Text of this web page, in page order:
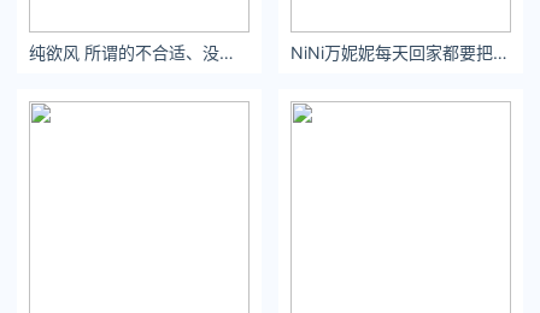
( 文娱排行榜 )及本页链接。
原文链接 https://www.yaopaiming.com/media/36061.html
纯欲风 所谓的不合适、没感觉，只不过是一时新鲜感过后全身而撤的理由。 NiNi万妮妮每天回家都要把不开心关在门外呀